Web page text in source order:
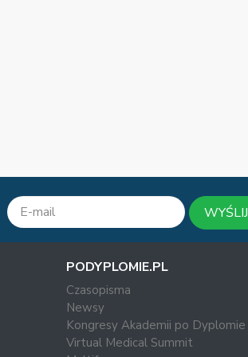
WYŚLIJ
PODYPLOMIE.PL
Czasopisma
Newsy
Kongresy Akademii po Dyplomie
Virtual Medical Summit